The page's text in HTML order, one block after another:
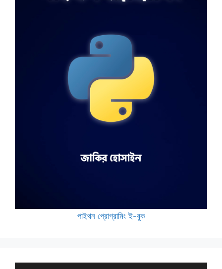
পাইথন প্রোগ্রামিং ই-বুক